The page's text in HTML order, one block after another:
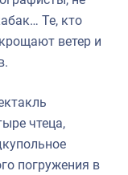
Те, кто
ветер и
чтеца,
погружения в